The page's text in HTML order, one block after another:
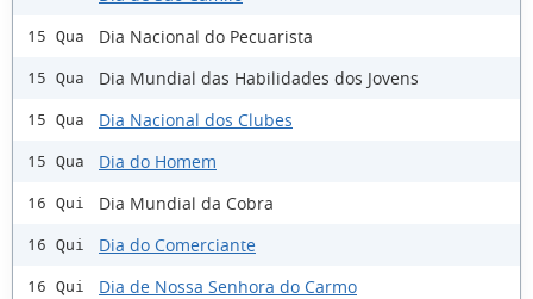
15 Qua Dia Nacional do Pecuarista
15 Qua Dia Mundial das Habilidades dos Jovens
15 Qua Dia Nacional dos Clubes
15 Qua Dia do Homem
16 Qui Dia Mundial da Cobra
16 Qui Dia do Comerciante
16 Qui Dia de Nossa Senhora do Carmo